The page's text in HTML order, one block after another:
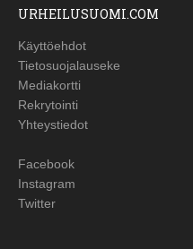
URHEILUSUOMI.COM
Käyttöehdot
Tietosuojalauseke
Mediakortti
Rekrytointi
Yhteystiedot
Facebook
Instagram
Twitter